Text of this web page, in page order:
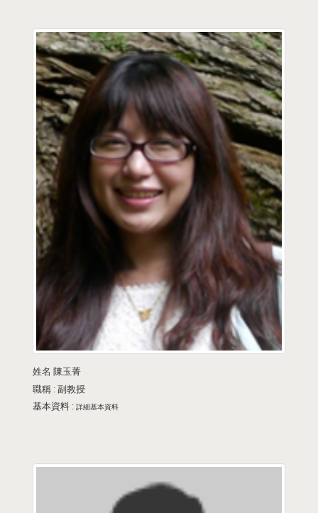
姓名 陳玉菁
職稱 : 副教授
基本資料 : 詳細基本資料